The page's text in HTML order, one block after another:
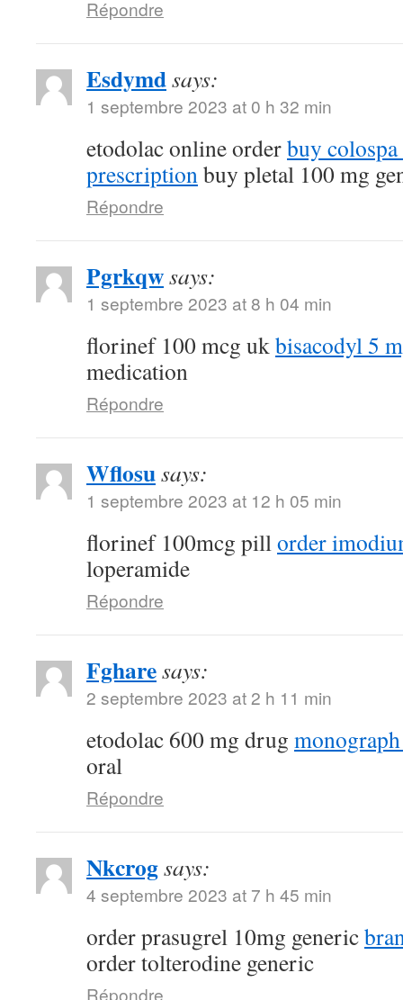
Répondre
Esdymdsays:
1 septembre 2023 at 0 h 32 min
etodolac online orderbuy
prescriptionbuy pletal 100 mg
Répondre
Pgrkqwsays:
1 septembre 2023 at 8 h 04 min
florinef 100 mcg ukbisacodyl 5
medication
Répondre
Wflosusays:
1 septembre 2023 at 12 h 05 min
florinef 100mcg pillorder
loperamide
Répondre
Fgharesays:
2 septembre 2023 at 2 h 11 min
etodolac 600 mg drug
oral
Répondre
Nkcrogsays:
4 septembre 2023 at 7 h 45 min
order prasugrel 10mg generic
order tolterodine generic
Répondre